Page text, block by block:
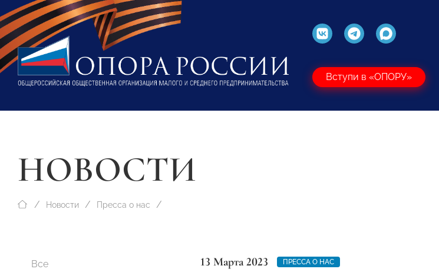
Вступи в «ОПОРУ»
НОВОСТИ
Новости Пресса о нас
Все
13 Марта 2023 ПРЕССА О НАС